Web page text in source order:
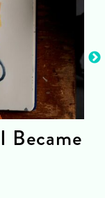
Became